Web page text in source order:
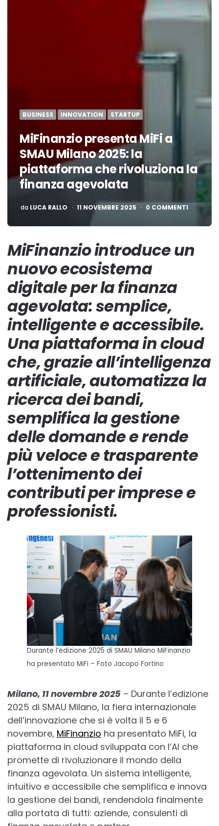
BUSINESS INNOVATION STARTUP
MiFinanzio presenta MiFi a
SMAU Milano 2025: la
piattaforma che rivoluziona la
finanza agevolata
PUBBLICATO
da LUCA RALLO 11 NOVEMBRE 2025 0 COMMENTI
MiFinanzio introduce un
nuovo ecosistema
digitale per la finanza
agevolata: semplice,
intelligente e accessibile.
Una piattaforma in cloud
che, grazie all’intelligenza
artificiale, automatizza la
ricerca dei bandi,
semplifica la gestione
delle domande e rende
più veloce e trasparente
l’ottenimento dei
contributi per imprese e
professionisti.
Durante l’edizione 2025 di SMAU Milano MiFinanzio
ha presentato MiFi – Foto Jacopo Fortino
Milano, 11 novembre 2025 – Durante l’edizione
2025 di SMAU Milano, la fiera internazionale
dell’innovazione che si è volta il 5 e 6
novembre, MiFinanzio ha presentato MiFi, la
piattaforma in cloud sviluppata con l’AI che
promette di rivoluzionare il mondo della
finanza agevolata. Un sistema intelligente,
intuitivo e accessibile che semplifica e innova
la gestione dei bandi, rendendola finalmente
alla portata di tutti: aziende, consulenti di